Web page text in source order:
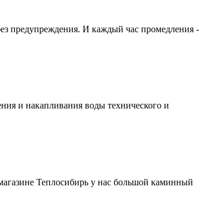
предупреждения. И каждый час промедления -
и накапливания воды технического и
Теплосибирь у нас большой каминный